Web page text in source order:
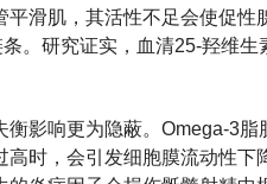
平滑肌，其活性不足会使促
。研究证实，血清25-羟维
衡影响更为隐蔽。Omega-3脂
高时，会引发细胞膜流动性下